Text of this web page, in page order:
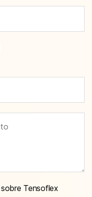
Tensoflex